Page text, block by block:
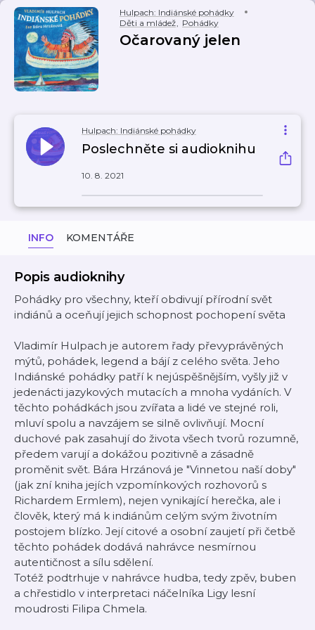
Hulpach: Indiánské pohádky
Děti a mládež, Pohádky
Očarovaný jelen
Hulpach: Indiánské pohádky
Poslechněte si audioknihu
10. 8. 2021
INFO KOMENTÁŘE
Popis audioknihy
Pohádky pro všechny, kteří obdivují přírodní svět
indiánů a oceňují jejich schopnost pochopení světa
Vladimír Hulpach je autorem řady převyprávěných
mýtů, pohádek, legend a bájí z celého světa. Jeho
Indiánské pohádky patří k nejúspěšnějším, vyšly již v
jedenácti jazykových mutacích a mnoha vydáních. V
těchto pohádkách jsou zvířata a lidé ve stejné roli,
mluví spolu a navzájem se silně ovlivňují. Mocní
duchové pak zasahují do života všech tvorů rozumně,
předem varují a dokážou pozitivně a zásadně
proměnit svět. Bára Hrzánová je "Vinnetou naší doby"
(jak zní kniha jejích vzpomínkových rozhovorů s
Richardem Ermlem), nejen vynikající herečka, ale i
člověk, který má k indiánům celým svým životním
postojem blízko. Její citové a osobní zaujetí při četbě
těchto pohádek dodává nahrávce nesmírnou
autentičnost a sílu sdělení.
Totéž podtrhuje v nahrávce hudba, tedy zpěv, buben
a chřestidlo v interpretaci náčelníka Ligy lesní
moudrosti Filipa Chmela.